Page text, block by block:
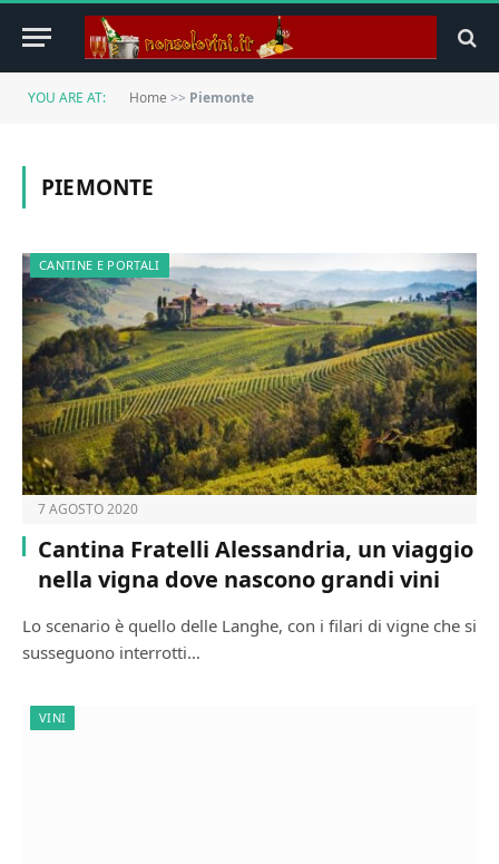
YOU ARE AT: Home >> Piemonte
PIEMONTE
CANTINE E PORTALI
7 AGOSTO 2020
Cantina Fratelli Alessandria, un viaggio
nella vigna dove nascono grandi vini
Lo scenario è quello delle Langhe, con i filari di vigne che si
susseguono interrotti…
VINI